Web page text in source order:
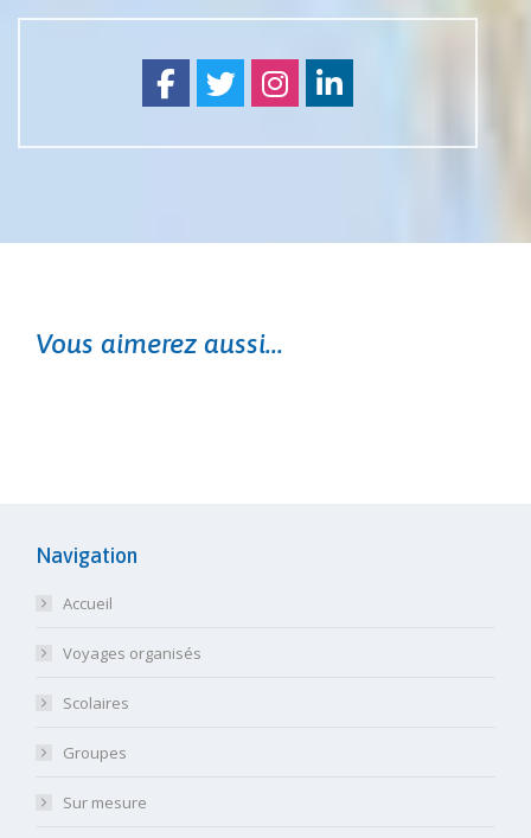
Facebook
TwitterInstagram
Linkedin
Vous aimerez aussi...
Navigation
Accueil
Voyages organisés
Scolaires
Groupes
Sur mesure